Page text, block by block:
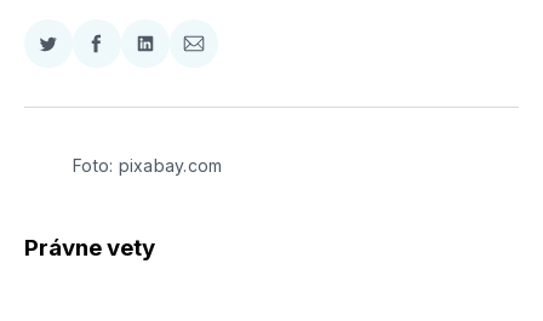
Zdieľať
Twitter
Zdieľať
Facebooku
Zdieľať
LinkedIne
Zdieľať
E-
Foto: pixabay.com
Právne vety